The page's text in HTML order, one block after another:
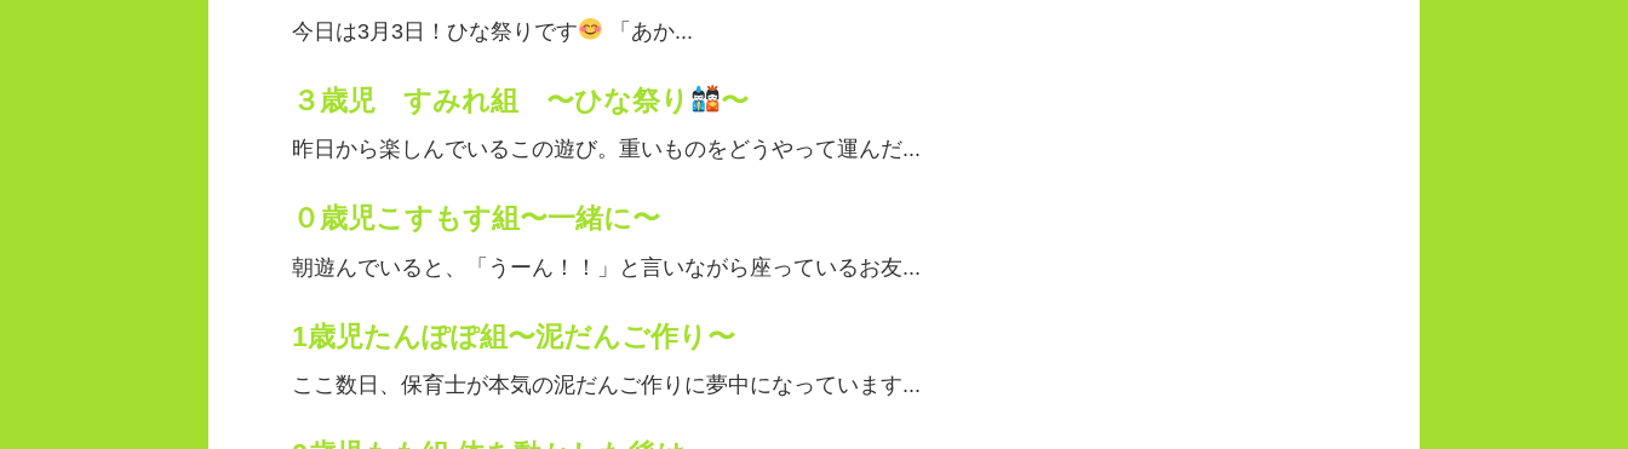
今日は3月3日！ひな祭りです 「あか...
３歳児 すみれ組 〜ひな祭り 〜
昨日から楽しんでいるこの遊び。重いものをどうやって運んだ...
０歳児こすもす組〜一緒に〜
朝遊んでいると、「うーん！！」と言いながら座っているお友...
1歳児たんぽぽ組〜泥だんご作り〜
ここ数日、保育士が本気の泥だんご作りに夢中になっています...